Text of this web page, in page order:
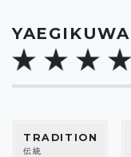
YAEGIKUWA
TRADITION
伝統